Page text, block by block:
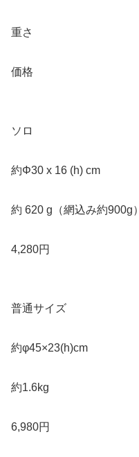
重さ
価格
ソロ
約Φ30 x 16 (h) cm
約 620 g（網込み約900g）
4,280円
普通サイズ
約φ45×23(h)cm
約1.6kg
6,980円